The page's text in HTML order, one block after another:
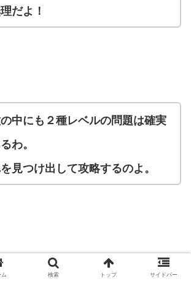
だよ！
の中にも２種レベルの問題は確実
わ。
見つけ出して攻略するのよ。
ム 検索 トップ サイドバー